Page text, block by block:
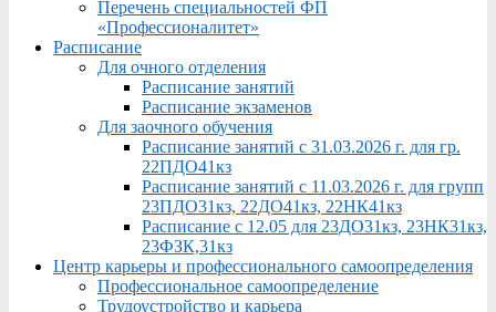
Перечень специальностей ФП
«Профессионалитет»
Расписание
Для очного отделения
Расписание занятий
Расписание экзаменов
Для заочного обучения
Расписание занятий с 31.03.2026 г. для гр.
22ПДО41кз
Расписание занятий с 11.03.2026 г. для групп
23ПДО31кз, 22ДО41кз, 22НК41кз
Расписание с 12.05 для 23ДО31кз, 23НК31кз,
23ФЗК,31кз
Центр карьеры и профессионального самоопределения
Профессиональное самоопределение
Трудоустройство и карьера